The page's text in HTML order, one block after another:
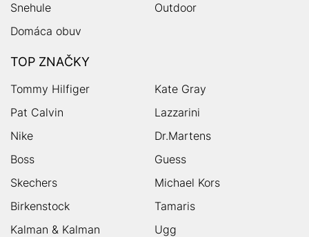
Snehule
Outdoor
Domáca obuv
TOP ZNAČKY
Tommy Hilfiger
Kate Gray
Pat Calvin
Lazzarini
Nike
Dr.Martens
Boss
Guess
Skechers
Michael Kors
Birkenstock
Tamaris
Kalman & Kalman
Ugg